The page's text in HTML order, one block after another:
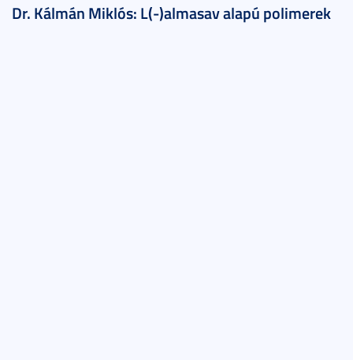
Dr. Kálmán Miklós: L(-)almasav alapú polimerek